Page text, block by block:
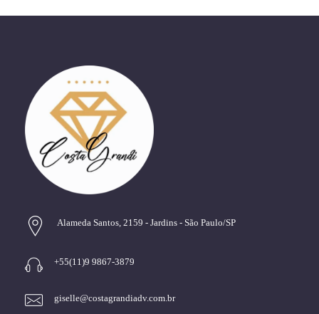
Alameda Santos, 2159 - Jardins - São Paulo/SP
+55(11)9 9867-3879
giselle@costagrandiadv.com.br